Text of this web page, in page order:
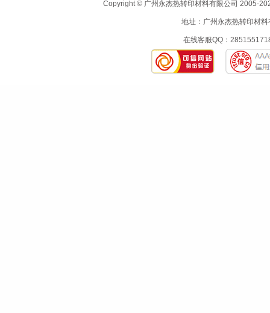
Copyright © 广州永杰热转印材料有限公司
地址：广州永杰热转印材
在线客服QQ：